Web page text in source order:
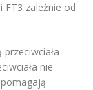
FT3 zależnie od
nie